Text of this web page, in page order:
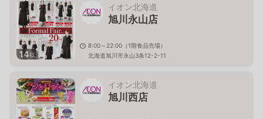
14枚
イオン北海道
旭川永山店
8:00～22:00（1階食品売場）
北海道旭川市永山3条12-2-11
イオン北海道
旭川西店